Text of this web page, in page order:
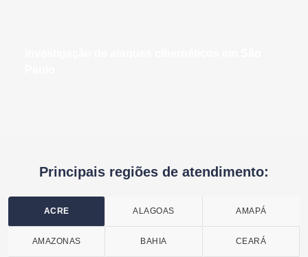
Principais regiões de atendimento:
ACRE ALAGOAS AMAPÁ
AMAZONAS BAHIA CEARÁ